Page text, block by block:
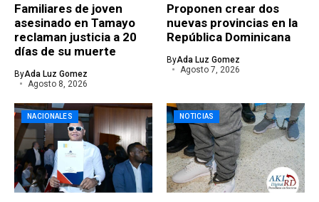
Familiares de joven
asesinado en Tamayo
reclaman justicia a 20
días de su muerte
ByAda Luz Gomez
Agosto 8, 2026
Proponen crear dos
nuevas provincias en la
República Dominicana
ByAda Luz Gomez
Agosto 7, 2026
NACIONALES NOTICIAS